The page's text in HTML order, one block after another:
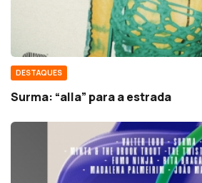
DESTAQUES
Surma: “alla” para a estrada